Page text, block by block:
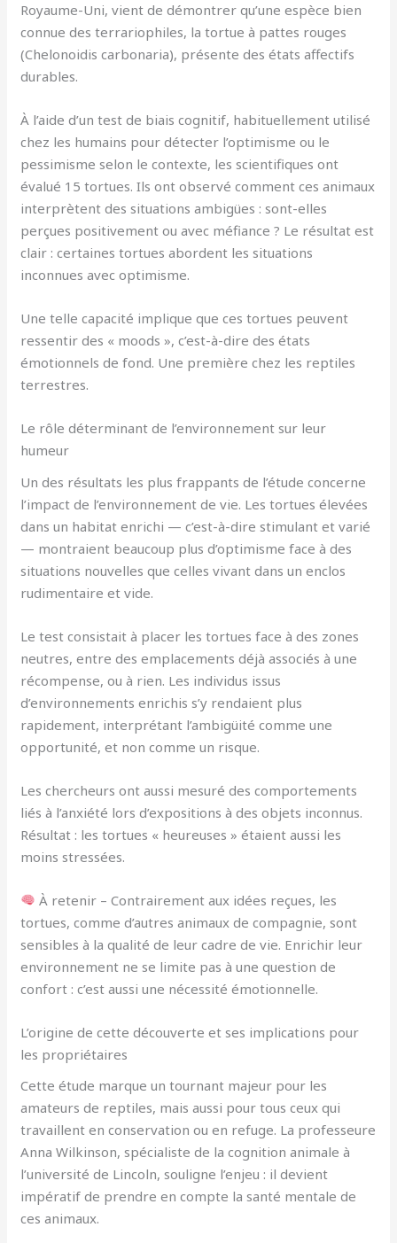
Royaume-Uni, vient de démontrer qu’une espèce bien
connue des terrariophiles, la tortue à pattes rouges
(Chelonoidis carbonaria), présente des états affectifs
durables.
À l’aide d’un test de biais cognitif, habituellement utilisé
chez les humains pour détecter l’optimisme ou le
pessimisme selon le contexte, les scientifiques ont
évalué 15 tortues. Ils ont observé comment ces animaux
interprètent des situations ambigües : sont-elles
perçues positivement ou avec méfiance ? Le résultat est
clair : certaines tortues abordent les situations
inconnues avec optimisme.
Une telle capacité implique que ces tortues peuvent
ressentir des « moods », c’est-à-dire des états
émotionnels de fond. Une première chez les reptiles
terrestres.
Le rôle déterminant de l’environnement sur leur
humeur
Un des résultats les plus frappants de l’étude concerne
l’impact de l’environnement de vie. Les tortues élevées
dans un habitat enrichi — c’est-à-dire stimulant et varié
— montraient beaucoup plus d’optimisme face à des
situations nouvelles que celles vivant dans un enclos
rudimentaire et vide.
Le test consistait à placer les tortues face à des zones
neutres, entre des emplacements déjà associés à une
récompense, ou à rien. Les individus issus
d’environnements enrichis s’y rendaient plus
rapidement, interprétant l’ambigüité comme une
opportunité, et non comme un risque.
Les chercheurs ont aussi mesuré des comportements
liés à l’anxiété lors d’expositions à des objets inconnus.
Résultat : les tortues « heureuses » étaient aussi les
moins stressées.
À retenir – Contrairement aux idées reçues, les
tortues, comme d’autres animaux de compagnie, sont
sensibles à la qualité de leur cadre de vie. Enrichir leur
environnement ne se limite pas à une question de
confort : c’est aussi une nécessité émotionnelle.
L’origine de cette découverte et ses implications pour
les propriétaires
Cette étude marque un tournant majeur pour les
amateurs de reptiles, mais aussi pour tous ceux qui
travaillent en conservation ou en refuge. La professeure
Anna Wilkinson, spécialiste de la cognition animale à
l’université de Lincoln, souligne l’enjeu : il devient
impératif de prendre en compte la santé mentale de
ces animaux.